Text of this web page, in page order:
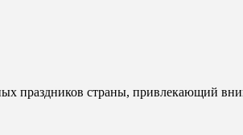
праздников страны, привлекающий